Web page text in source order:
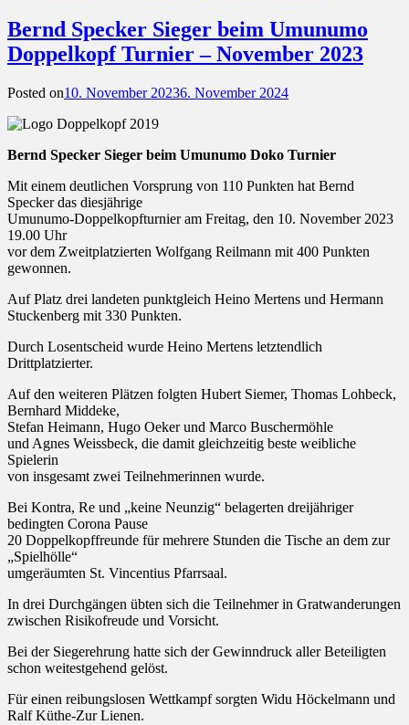
Bernd Specker Sieger beim Umunumo
Doppelkopf Turnier – November 2023
Posted on10. November 20236. November 2024
Bernd Specker Sieger beim Umunumo Doko Turnier
Mit einem deutlichen Vorsprung von 110 Punkten hat Bernd
Specker das diesjährige
Umunumo-Doppelkopfturnier am Freitag, den 10. November 2023
19.00 Uhr
vor dem Zweitplatzierten Wolfgang Reilmann mit 400 Punkten
gewonnen.
Auf Platz drei landeten punktgleich Heino Mertens und Hermann
Stuckenberg mit 330 Punkten.
Durch Losentscheid wurde Heino Mertens letztendlich
Drittplatzierter.
Auf den weiteren Plätzen folgten Hubert Siemer, Thomas Lohbeck,
Bernhard Middeke,
Stefan Heimann, Hugo Oeker und Marco Buschermöhle
und Agnes Weissbeck, die damit gleichzeitig beste weibliche
Spielerin
von insgesamt zwei Teilnehmerinnen wurde.
Bei Kontra, Re und „keine Neunzig“ belagerten dreijähriger
bedingten Corona Pause
20 Doppelkopffreunde für mehrere Stunden die Tische an dem zur
„Spielhölle“
umgeräumten St. Vincentius Pfarrsaal.
In drei Durchgängen übten sich die Teilnehmer in Gratwanderungen
zwischen Risikofreude und Vorsicht.
Bei der Siegerehrung hatte sich der Gewinndruck aller Beteiligten
schon weitestgehend gelöst.
Für einen reibungslosen Wettkampf sorgten Widu Höckelmann und
Ralf Küthe-Zur Lienen.